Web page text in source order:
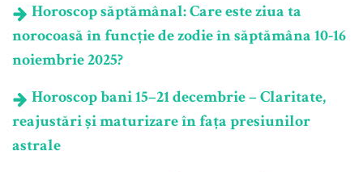
Horoscop săptămânal: Care este ziua ta
norocoasă în funcție de zodie în săptămâna 10-16
noiembrie 2025?
Horoscop bani 15–21 decembrie – Claritate,
reajustări și maturizare în fața presiunilor
astrale